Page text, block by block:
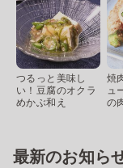
つるっと美味し
い！豆腐のオクラ
めかぶ和え
焼
ュ
の
最新のお知ら